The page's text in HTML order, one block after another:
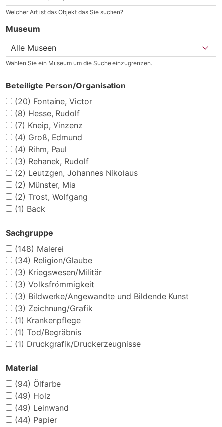
Welcher Art ist das Objekt das Sie suchen?
Museum
Wählen Sie ein Museum um die Suche einzugrenzen.
Beteiligte Person/Organisation
(20) Fontaine, Victor
(8) Hesse, Rudolf
(7) Kneip, Vinzenz
(4) Groß, Edmund
(4) Rihm, Paul
(3) Rehanek, Rudolf
(2) Leutzgen, Johannes Nikolaus
(2) Münster, Mia
(2) Trost, Wolfgang
(1) Back
Sachgruppe
(148) Malerei
(34) Religion/Glaube
(3) Kriegswesen/Militär
(3) Volksfrömmigkeit
(3) Bildwerke/Angewandte und Bildende Kunst
(3) Zeichnung/Grafik
(1) Krankenpflege
(1) Tod/Begräbnis
(1) Druckgrafik/Druckerzeugnisse
Material
(94) Ölfarbe
(49) Holz
(49) Leinwand
(44) Papier